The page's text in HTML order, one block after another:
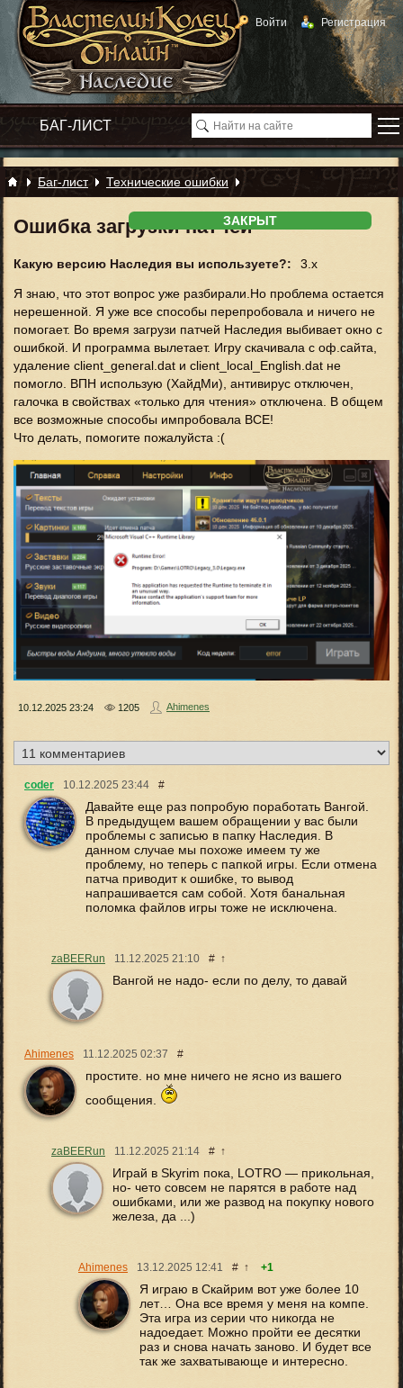
Войти Регистрация
Баг-лист Технические ошибки
ЗАКРЫТ
Ошибка загрузки патчей
Какую версию Наследия вы используете?: 3.x
Я знаю, что этот вопрос уже разбирали.Но проблема остается
нерешенной. Я уже все способы перепробовала и ничего не
помогает. Во время загрузи патчей Наследия выбивает окно с
ошибкой. И программа вылетает. Игру скачивала с оф.сайта,
удаление client_general.dat и client_local_English.dat не
помогло. ВПН использую (ХайдМи), антивирус отключен,
галочка в свойствах «только для чтения» отключена. В общем
все возможные способы импробовала ВСЕ!
Что делать, помогите пожалуйста :(
10.12.2025 23:24 1205 Ahimenes
coder 10.12.2025 23:44 #
Давайте еще раз попробую поработать Вангой.
В предыдущем вашем обращении у вас были
проблемы с записью в папку Наследия. В
данном случае мы похоже имеем ту же
проблему, но теперь с папкой игры. Если отмена
патча приводит к ошибке, то вывод
напрашивается сам собой. Хотя банальная
поломка файлов игры тоже не исключена.
zaBEERun 11.12.2025 21:10 # ↑
Вангой не надо- если по делу, то давай
Ahimenes 11.12.2025 02:37 #
простите. но мне ничего не ясно из вашего
сообщения.
zaBEERun 11.12.2025 21:14 # ↑
Играй в Skyrim пока, LOTRO — прикольная,
но- чето совсем не парятся в работе над
ошибками, или же развод на покупку нового
железа, да ...)
Ahimenes 13.12.2025 12:41 # ↑ +1
Я играю в Скайрим вот уже более 10
лет… Она все время у меня на компе.
Эта игра из серии что никогда не
надоедает. Можно пройти ее десятки
раз и снова начать заново. И будет все
так же захватывающе и интересно.